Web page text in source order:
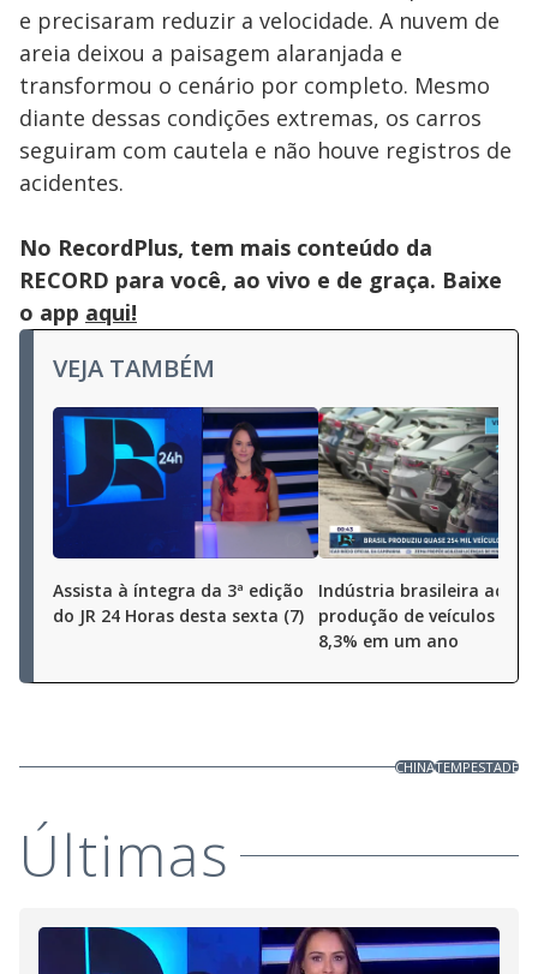
e precisaram reduzir a velocidade. A nuvem de
areia deixou a paisagem alaranjada e
transformou o cenário por completo. Mesmo
diante dessas condições extremas, os carros
seguiram com cautela e não houve registros de
acidentes.
No RecordPlus, tem mais conteúdo da
RECORD para você, ao vivo e de graça. Baixe
o app aqui!
VEJA TAMBÉM
Assista à íntegra da 3ª edição
do JR 24 Horas desta sexta (7)
Indústria brasileira
produção de veículos
8,3% em um ano
CHINATEMPESTADE
Últimas